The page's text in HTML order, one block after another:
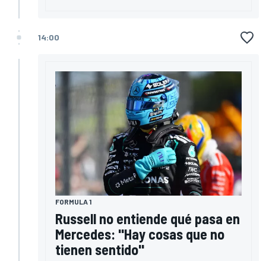
14:00
FORMULA 1
Russell no entiende qué pasa en
Mercedes: "Hay cosas que no
tienen sentido"